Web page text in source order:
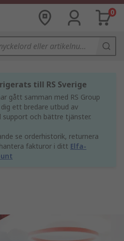
0
till RS Sverige
gått samman med RS Group
ett bredare utbud av
support och bättre tjänster.
se orderhistorik, returnera
fakturor i ditt Elfa-